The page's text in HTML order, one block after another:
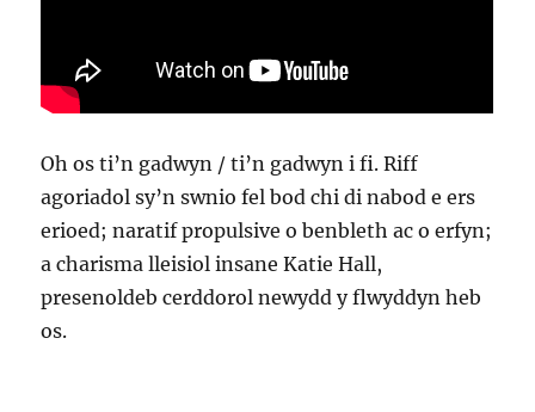
Oh os ti’n gadwyn / ti’n gadwyn i fi. Riff
agoriadol sy’n swnio fel bod chi di nabod e ers
erioed; naratif propulsive o benbleth ac o erfyn;
a charisma lleisiol insane Katie Hall,
presenoldeb cerddorol newydd y flwyddyn heb
os.